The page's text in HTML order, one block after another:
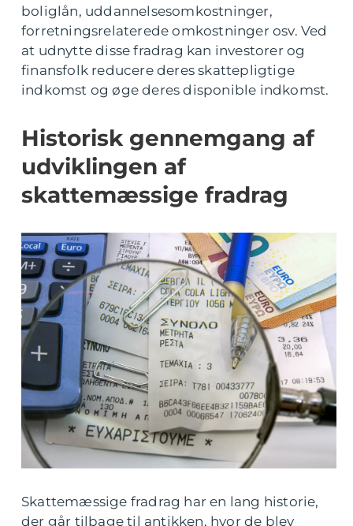
boliglån, uddannelsesomkostninger,
forretningsrelaterede omkostninger osv. Ved
at udnytte disse fradrag kan investorer og
finansfolk reducere deres skattepligtige
indkomst og øge deres disponible indkomst.
Historisk gennemgang af
udviklingen af
skattemæssige fradrag
Skattemæssige fradrag har en lang historie,
der går tilbage til antikken, hvor de blev